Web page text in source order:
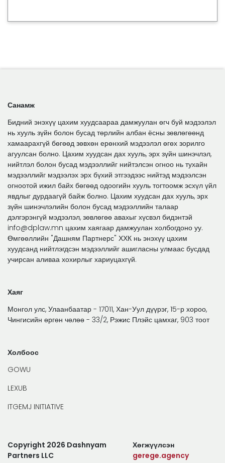
Санамж
Бидний энэхүү цахим хуудсаараа дамжуулан өгч буй мэдээлэл
нь хууль зүйн болон бусад төрлийн албан ёсны зөвлөгөөнд
хамаарахгүй бөгөөд зөвхөн ерөнхий мэдээлэл өгөх зорилго
агуулсан болно. Цахим хуудсан дах хууль, эрх зүйн шинэчлэл,
нийтлэл болон бусад мэдээллийг нийтэлсэн огноо нь тухайн
мэдээллийг мэдээлэх эрх бүхий этгээдээс нийтэд мэдээлсэн
огноотой ижил байх бөгөөд одоогийн хууль тогтоомж эсхүл үйл
явдлыг дурдаагүй байж болно. Цахим хуудсан дах хууль, эрх
зүйн шинэчлэлийн болон бусад мэдээллийн талаар
дэлгэрэнгүй мэдээлэл, зөвлөгөө авахыг хүсвэл бидэнтэй
info@dplaw.mn цахим хаягаар дамжуулан холбогдоно уу.
Өмгөөллийн "Дашням Партнерс" ХХК нь энэхүү цахим
хуудсанд нийтлэгдсэн мэдээллийг ашигласны улмаас бусдад
учирсан аливаа хохирлыг хариуцахгүй.
Хаяг
Монгол улс, Улаанбаатар - 17011, Хан-Уул дүүрэг, 15-р хороо,
Чингисийн өргөн чөлөө - 33/2, Рэжис Плэйс цамхаг, 903 тоот
Холбоос
GOWU
LEXUB
ITGEMJ INITIATIVE
Copyright 2026 Dashnyam
Partners LLC
Хөгжүүлсэн
gerege.agency